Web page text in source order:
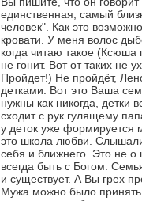
единственная, самый
человек". Как это
кровати. У меня волос
когда читаю такое (Ксюша
не гонит. Вот от таких не
Пройдет!) Не пройдёт,
детками. Вот это Ваша
нужны как никогда, детки
сходит с рук гулящему
у деток уже формируется
это школа любви.
себя и ближнего. Это не о
всегда быть с Богом.
и существует. А Вы грех
Мужа можно было принять